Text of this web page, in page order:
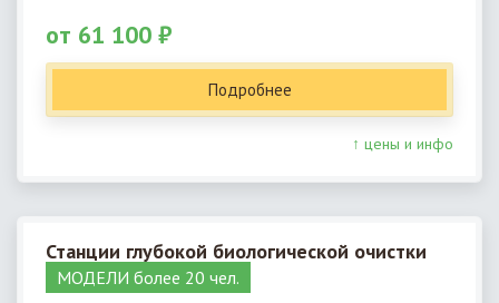
от 61 100 ₽
Подробнее
↑ цены и инфо
Станции глубокой биологической очистки
МОДЕЛИ более 20 чел.